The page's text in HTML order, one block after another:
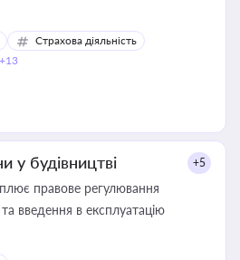
Страхова діяльність
+13
у будівництві +5
правове регулювання
введення в експлуатацію